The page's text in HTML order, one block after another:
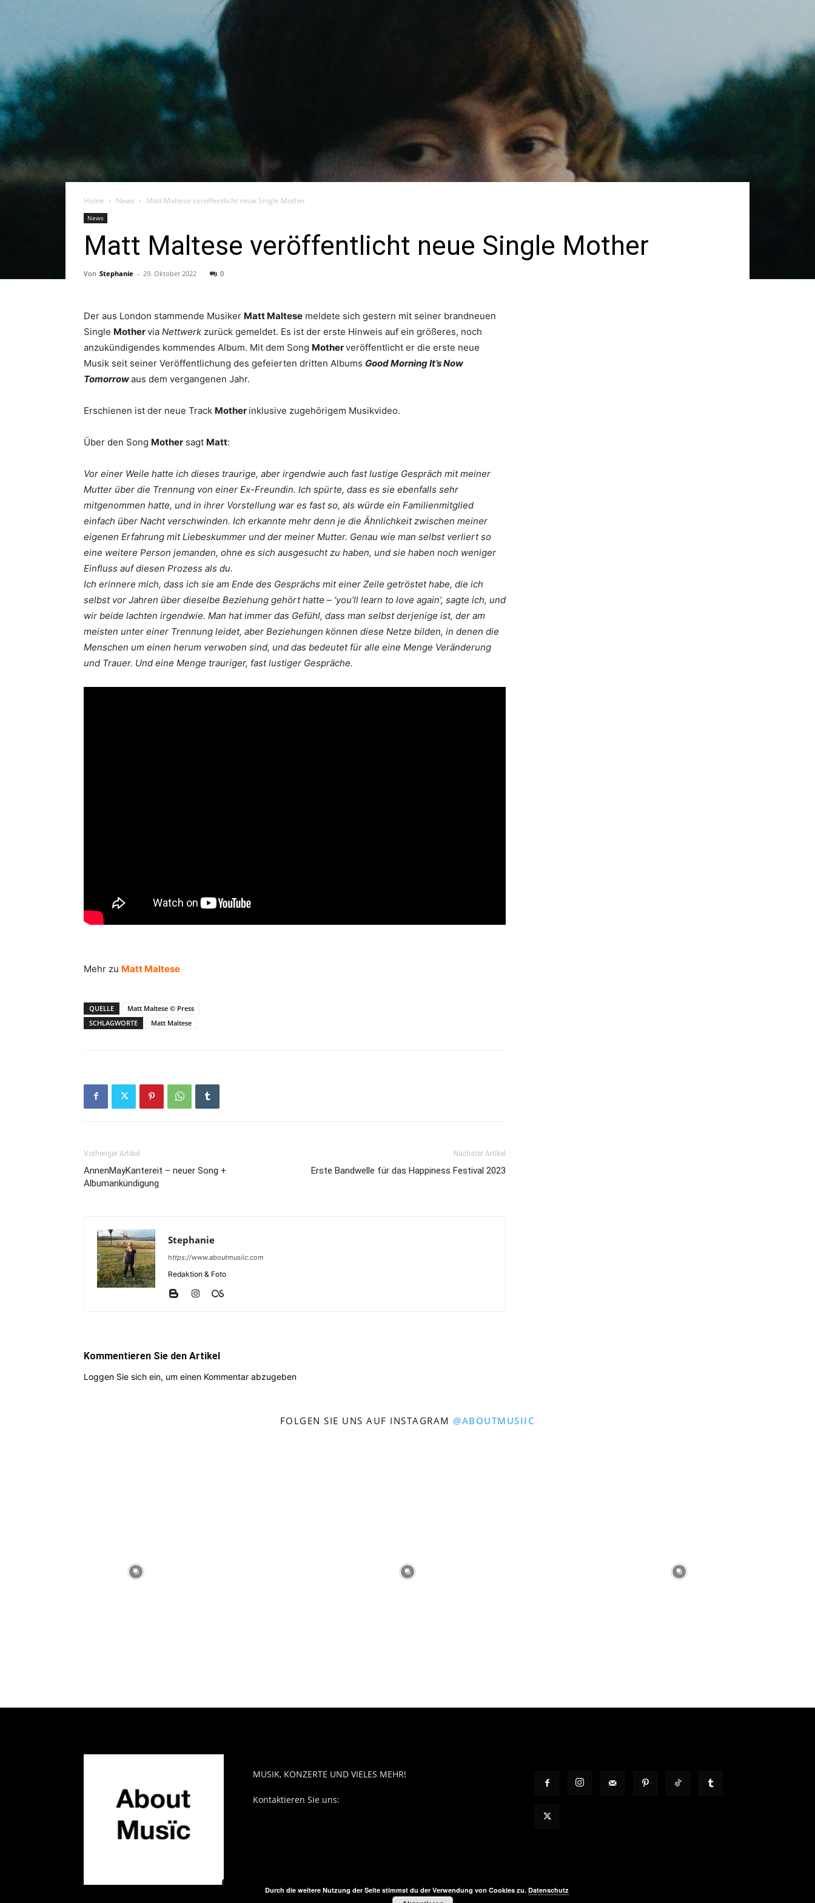
Home News Matt Maltese veröffentlicht neue Single Mother
News
Matt Maltese veröffentlicht neue Single Mother
Von Stephanie - 29. Oktober 2022 0
Der aus London stammende Musiker Matt Maltese meldete sich gestern mit seiner brandneuen
Single Mothervia Nettwerk zurück gemeldet. Es ist der erste Hinweis auf ein größeres, noch
anzukündigendes kommendes Album. Mit dem Song Motherveröffentlicht er die erste neue
Musik seit seiner Veröffentlichung des gefeierten dritten Albums Good Morning It’s Now
Tomorrowaus dem vergangenen Jahr.
Erschienen ist der neue Track Mother inklusive zugehörigem Musikvideo.
Über den Song Mother sagt Matt:
Vor einer Weile hatte ich dieses traurige, aber irgendwie auch fast lustige Gespräch mit meiner
Mutter über die Trennung von einer Ex-Freundin. Ich spürte, dass es sie ebenfalls sehr
mitgenommen hatte, und in ihrer Vorstellung war es fast so, als würde ein Familienmitglied
einfach über Nacht verschwinden. Ich erkannte mehr denn je die Ähnlichkeit zwischen meiner
eigenen Erfahrung mit Liebeskummer und der meiner Mutter. Genau wie man selbst verliert so
eine weitere Person jemanden, ohne es sich ausgesucht zu haben, und sie haben noch weniger
Einfluss auf diesen Prozess als du.
Ich erinnere mich, dass ich sie am Ende des Gesprächs mit einer Zeile getröstet habe, die ich
selbst vor Jahren über dieselbe Beziehung gehört hatte – ‘you’ll learn to love again’, sagte ich, und
wir beide lachten irgendwie. Man hat immer das Gefühl, dass man selbst derjenige ist, der am
meisten unter einer Trennung leidet, aber Beziehungen können diese Netze bilden, in denen die
Menschen um einen herum verwoben sind, und das bedeutet für alle eine Menge Veränderung
und Trauer. Und eine Menge trauriger, fast lustiger Gespräche.
Mehr zu Matt Maltese
QUELLE
Matt Maltese © Press
SCHLAGWORTE
Matt Maltese
Vorheriger Artikel
AnnenMayKantereit – neuer Song +
Albumankündigung
Nächster Artikel
Erste Bandwelle für das Happiness Festival 2023
Stephanie
https://www.aboutmusiic.com
Redaktion & Foto
Kommentieren Sie den Artikel
Loggen Sie sich ein, um einen Kommentar abzugeben
FOLGEN SIE UNS AUF INSTAGRAM@ABOUTMUSIIC
MUSIK, KONZERTE UND VIELES MEHR!
Kontaktieren Sie uns:
Durch die weitere Nutzung der Seite stimmst du der Verwendung von Cookies zu. Datenschutz